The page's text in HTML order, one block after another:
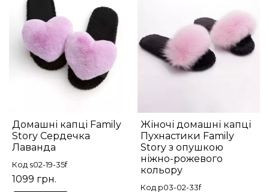
Домашні капці Family
Story Сердечка
Лаванда
Код s02-19-35f
1099 грн.
Жіночі домашні капці
Пухнастики Family
Story з опушкою
ніжно-рожевого
кольору
Код p03-02-33f